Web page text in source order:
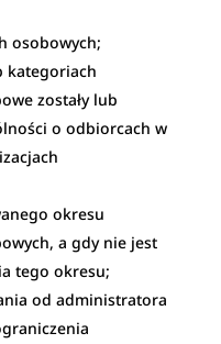
osobowych;
kategoriach
zostały lub
o odbiorcach w
okresu
a gdy nie jest
tego okresu;
od administratora